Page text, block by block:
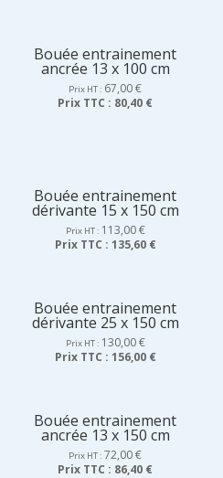
Bouée entrainement
ancrée 13 x 100 cm
Prix HT : 67,00€
Prix TTC : 80,40 €
Bouée entrainement
dérivante 15 x 150 cm
Prix HT : 113,00€
Prix TTC : 135,60 €
Bouée entrainement
dérivante 25 x 150 cm
Prix HT : 130,00€
Prix TTC : 156,00 €
Bouée entrainement
ancrée 13 x 150 cm
Prix HT : 72,00€
Prix TTC : 86,40 €